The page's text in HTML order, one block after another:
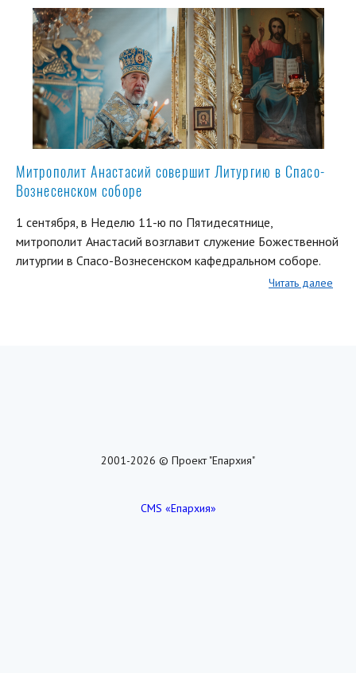
Митрополит Анастасий совершит Литургию в Спасо-
Вознесенском соборе
1 сентября, в Неделю 11-ю по Пятидесятнице,
митрополит Анастасий возглавит служение Божественной
литургии в Спасо-Вознесенском кафедральном соборе.
Читать далее
2001-2026 © Проект "Епархия"
CMS «Епархия»